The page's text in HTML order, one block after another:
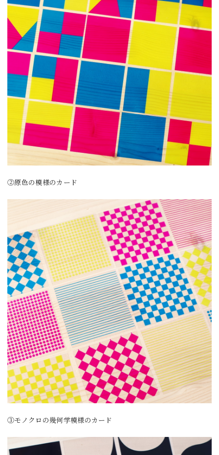
②原色の模様のカード
③モノクロの幾何学模様のカード